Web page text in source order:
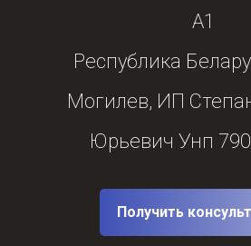
А1
Республика
Могилев, ИП
Юрьевич Унп
Получить